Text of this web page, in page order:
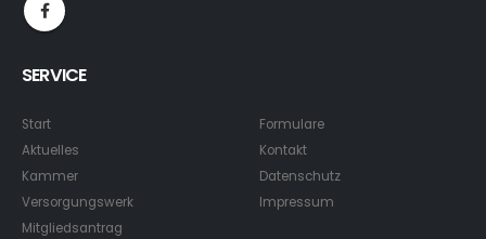
SERVICE
Start
Aktuelles
Kammer
Versorgungswerk
Mitgliedsantrag
Formulare
Kontakt
Datenschutz
Impressum